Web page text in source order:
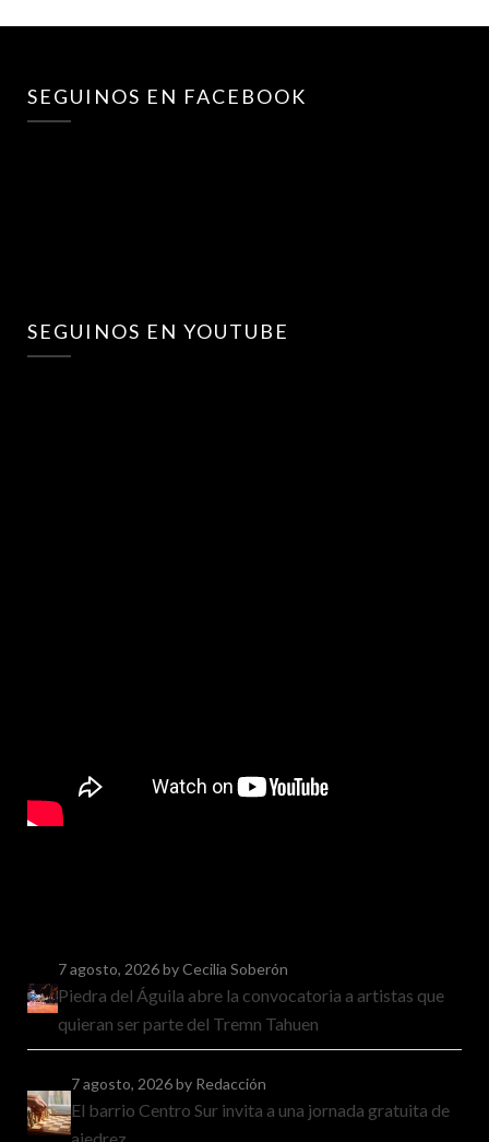
SEGUINOS EN FACEBOOK
SEGUINOS EN YOUTUBE
7 agosto, 2026by Cecilia Soberón
Piedra del Águila abre la convocatoria a artistas que
quieran ser parte del Tremn Tahuen
7 agosto, 2026by Redacción
El barrio Centro Sur invita a una jornada gratuita de